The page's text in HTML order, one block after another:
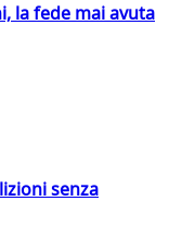
la fede mai avuta
senza